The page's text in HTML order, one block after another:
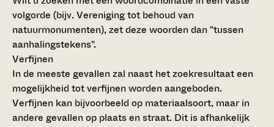
volgorde (bijv. Vereniging tot behoud van
natuurmonumenten), zet deze woorden dan "tussen
aanhalingstekens".
Verfijnen
In de meeste gevallen zal naast het zoekresultaat een
mogelijkheid tot verfijnen worden aangeboden.
Verfijnen kan bijvoorbeeld op materiaalsoort, maar in
andere gevallen op plaats en straat. Dit is afhankelijk